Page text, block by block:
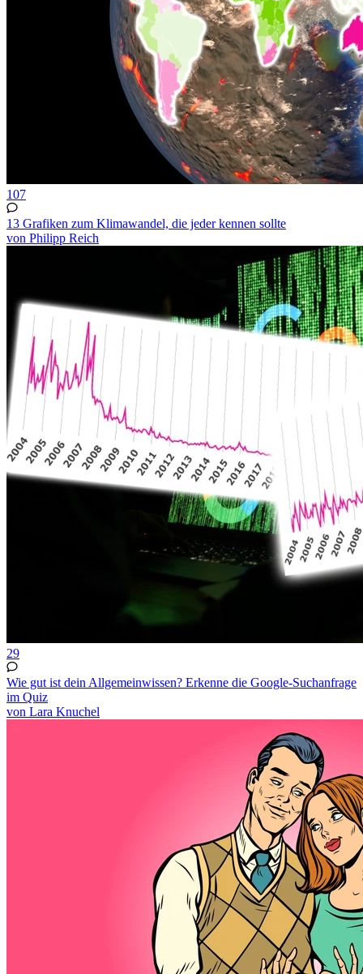
107
13 Grafiken zum Klimawandel, die jeder kennen sollte
von Philipp Reich
29
Wie gut ist dein Allgemeinwissen? Erkenne die Google-Suchanfrage
im Quiz
von Lara Knuchel